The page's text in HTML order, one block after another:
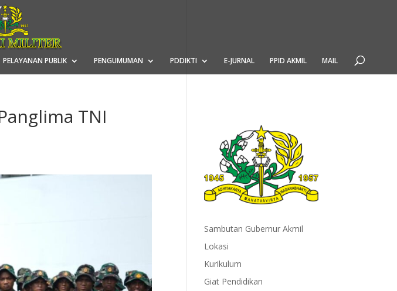
PELAYANAN PUBLIK PENGUMUMAN PDDIKTI E-JURNAL PPID AKMIL MAIL
TNI
Sambutan Gubernur Akmil
Lokasi
Kurikulum
Giat Pendidikan